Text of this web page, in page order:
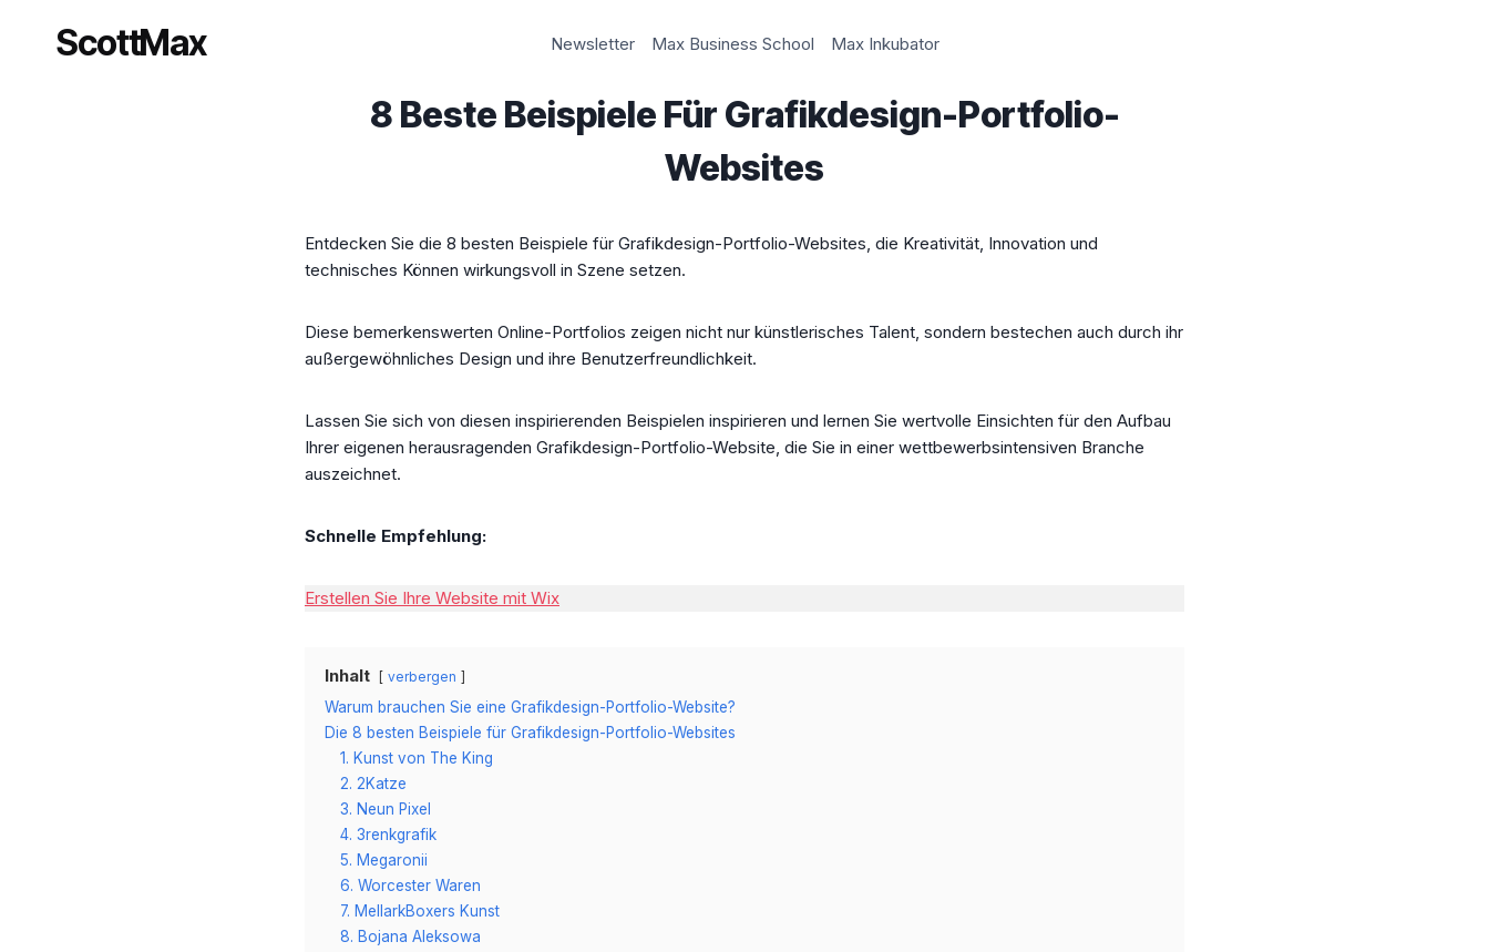
ScottMax Newsletter Max Business School Max Inkubator
8 Beste Beispiele Für Grafikdesign-Portfolio-
Websites
Entdecken Sie die 8 besten Beispiele für Grafikdesign-Portfolio-Websites, die Kreativität, Innovation und
technisches Können wirkungsvoll in Szene setzen.
Diese bemerkenswerten Online-Portfolios zeigen nicht nur künstlerisches Talent, sondern bestechen auch durch ihr
außergewöhnliches Design und ihre Benutzerfreundlichkeit.
Lassen Sie sich von diesen inspirierenden Beispielen inspirieren und lernen Sie wertvolle Einsichten für den Aufbau
Ihrer eigenen herausragenden Grafikdesign-Portfolio-Website, die Sie in einer wettbewerbsintensiven Branche
auszeichnet.
Schnelle Empfehlung:
Erstellen Sie Ihre Website mit Wix
Inhalt verbergen
Warum brauchen Sie eine Grafikdesign-Portfolio-Website?
Die 8 besten Beispiele für Grafikdesign-Portfolio-Websites
1. Kunst von The King
2. 2Katze
3. Neun Pixel
4. 3renkgrafik
5. Megaronii
6. Worcester Waren
7. MellarkBoxers Kunst
8. Bojana Aleksowa